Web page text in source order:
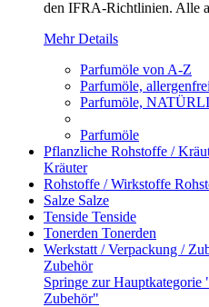
den IFRA-Richtlinien. Alle
Mehr Details
Parfumöle von A-Z
Parfumöle, allergenfrei
Parfumöle,
Parfumöle
Pflanzliche Rohstoffe /
Kräuter
Rohstoffe / Wirkstoffe
Salze Salze
Tenside Tenside
Tonerden Tonerden
Werkstatt / Verpackung /
Zubehör
Springe zur Hauptkategorie
Zubehör"